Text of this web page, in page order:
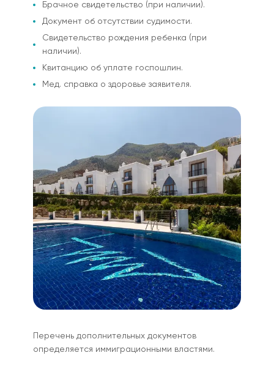
Брачное свидетельство (при наличии).
Документ об отсутствии судимости.
Свидетельство рождения ребенка (при
наличии).
Квитанцию об уплате госпошлин.
Мед. справка о здоровье заявителя.
Перечень дополнительных документов
определяется иммиграционными властями.